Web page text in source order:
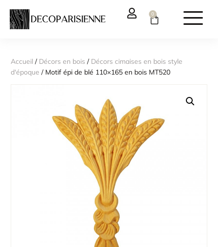
0
Accueil / Décors en bois / Décors cimaises en bois style
d'époque / Motif épi de blé 110×165 en bois MT520